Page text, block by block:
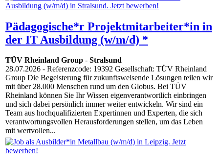
Pädagogische*r Projektmitarbeiter*in in
der IT Ausbildung (w/m/d) *
TÜV Rheinland Group - Stralsund
28.07.2026 - Referenzcode: 19392 Gesellschaft: TÜV Rheinland
Group Die Begeisterung für zukunftsweisende Lösungen teilen wir
mit über 28.000 Menschen rund um den Globus. Bei TÜV
Rheinland können Sie Ihr Wissen eigenverantwortlich einbringen
und sich dabei persönlich immer weiter entwickeln. Wir sind ein
Team aus hochqualifizierten Expertinnen und Experten, die sich
verantwortungsvollen Herausforderungen stellen, um das Leben
mit wertvollen...